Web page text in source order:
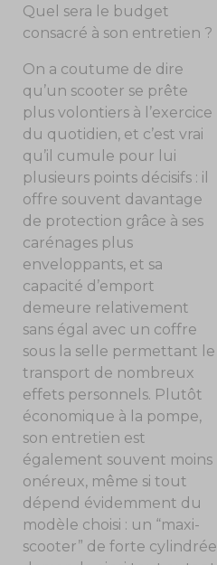
Quel sera le budget
consacré à son entretien ?
On a coutume de dire
qu’un scooter se prête
plus volontiers à l’exercice
du quotidien, et c’est vrai
qu’il cumule pour lui
plusieurs points décisifs : il
offre souvent davantage
de protection grâce à ses
carénages plus
enveloppants, et sa
capacité d’emport
demeure relativement
sans égal avec un coffre
sous la selle permettant le
transport de nombreux
effets personnels. Plutôt
économique à la pompe,
son entretien est
également souvent moins
onéreux, même si tout
dépend évidemment du
modèle choisi : un “maxi-
scooter” de forte cylindrée